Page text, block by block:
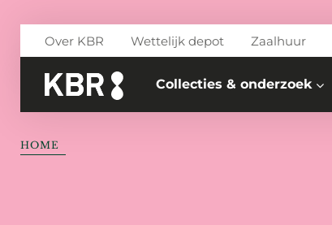
Over KBR Wettelijk depot Zaalhuur
Collecties & onderzoek
HOME